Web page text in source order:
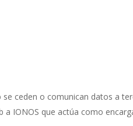
se ceden o comunican datos a
IONOS que actúa como